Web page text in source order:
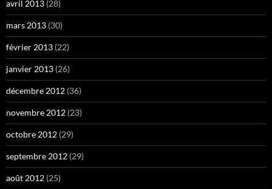
avril 2013 (28)
mars 2013 (30)
février 2013 (22)
janvier 2013 (26)
décembre 2012 (36)
novembre 2012 (23)
octobre 2012 (29)
septembre 2012 (29)
août 2012 (25)